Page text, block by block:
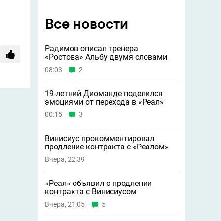
Все новости
Радимов описал тренера
«Ростова» Альбу двумя словами
08:03 2
19-летний Диоманде поделился
эмоциями от перехода в «Реал»
00:15 3
Винисиус прокомментировал
продление контракта с «Реалом»
Вчера, 22:39
«Реал» объявил о продлении
контракта с Винисиусом
Вчера, 21:05 5